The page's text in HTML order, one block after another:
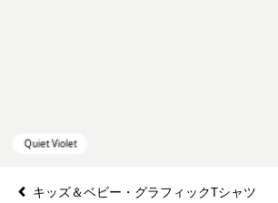
キッズ＆ベビー・グラフィックTシャツ